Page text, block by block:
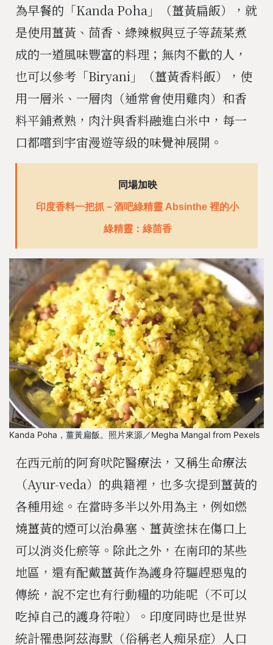
為早餐的「Kanda Poha」（薑黃扁飯），就
是使用薑黃、茴香、綠辣椒與豆子等蔬菜煮
成的一道風味豐富的料理；無肉不歡的人，
也可以參考「Biryani」（薑黃香料飯），使
用一層米、一層肉（通常會使用雞肉）和香
料平鋪煮熟，肉汁與香料融進白米中，每一
口都嚐到宇宙漫遊等級的味覺神展開。
同場加映
印度香料一把抓－酒吧綠精靈 Absinthe 裡的小
綠精靈：綠茴香
Kanda Poha，薑黃扁飯。照片來源／Megha Mangal from Pexels
在西元前的阿育吠陀醫療法，又稱生命療法
（Ayur-veda）的典籍裡，也多次提到薑黃的
各種用途。在當時多半以外用為主，例如燃
燒薑黃的煙可以治鼻塞、薑黃塗抹在傷口上
可以消炎化瘀等。除此之外，在南印的某些
地區，還有配戴薑黃作為護身符驅趕惡鬼的
傳統，說不定也有行動糧的功能呢（不可以
吃掉自己的護身符啦）。印度同時也是世界
統計罹患阿茲海默（俗稱老人痴呆症）人口